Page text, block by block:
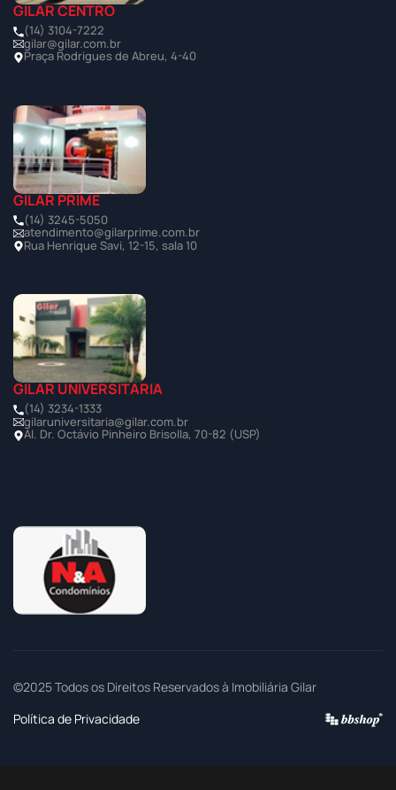
GILAR CENTRO
(14) 3104-7222
gilar@gilar.com.br
Praça Rodrigues de Abreu, 4-40
GILAR PRIME
(14) 3245-5050
atendimento@gilarprime.com.br
Rua Henrique Savi, 12-15, sala 10
GILAR UNIVERSITÁRIA
(14) 3234-1333
gilaruniversitaria@gilar.com.br
Al. Dr. Octávio Pinheiro Brisolla, 70-82 (USP)
©2025 Todos os Direitos Reservados à Imobiliária Gilar
Política de Privacidade